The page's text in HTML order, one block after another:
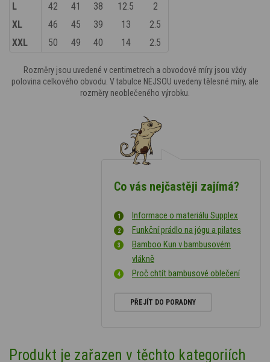
L
42 41 38 12.5
2
XL
46 45 39 13
2.5
XXL
50 49 40 14 2.5
Rozměry jsou uvedené v centimetrech a obvodové míry jsou vždy
polovina celkového obvodu. V tabulce NEJSOU uvedeny tělesné míry, ale
rozměry neoblečeného výrobku.
Co vás nejčastěji zajímá?
Informace o materiálu Supplex
Funkční prádlo na jógu a pilates
Bamboo Kun v bambusovém
vlákně
Proč chtít bambusové oblečení
PŘEJÍT DO PORADNY
Produkt je zařazen v těchto kategoriích